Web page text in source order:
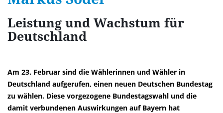
Leistung und Wachstum für
Deutschland
Am 23. Februar sind die Wählerinnen und Wähler in
Deutschland aufgerufen, einen neuen Deutschen Bundestag
zu wählen. Diese vorgezogene Bundestagswahl und die
damit verbundenen Auswirkungen auf Bayern hat